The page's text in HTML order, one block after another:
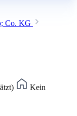
Co. KG
Kein